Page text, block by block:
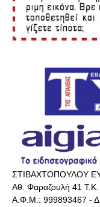
ΣΤΙΒΑΧΤΟΠΟΥΛΟΥ
Αθ. Φαραζουλή 41 Τ.Κ.
Α.Φ.Μ.: 999893467 -